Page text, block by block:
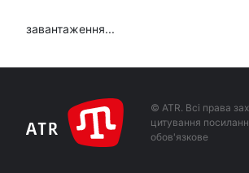
завантаження...
© ATR. Всі права
цитування
обов'язкове